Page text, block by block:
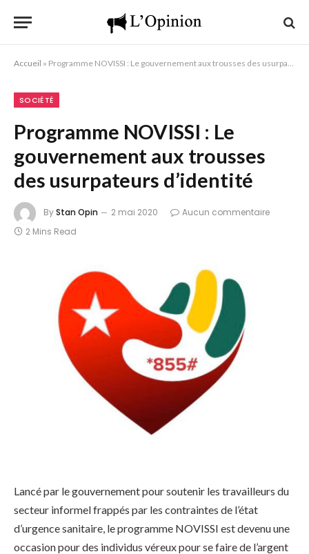
Accueil » Programme NOVISSI : Le gouvernement aux trousses des usurpateurs d’identité
SOCIÉTÉ
Programme NOVISSI : Le
gouvernement aux trousses
des usurpateurs d’identité
ByStan Opin 2 mai 2020
Aucun commentaire
2 Mins Read
Lancé par le gouvernement pour soutenir les travailleurs du
secteur informel frappés par les contraintes de l’état
d’urgence sanitaire, le programme NOVISSI est devenu une
occasion pour des individus véreux pour se faire de l’argent